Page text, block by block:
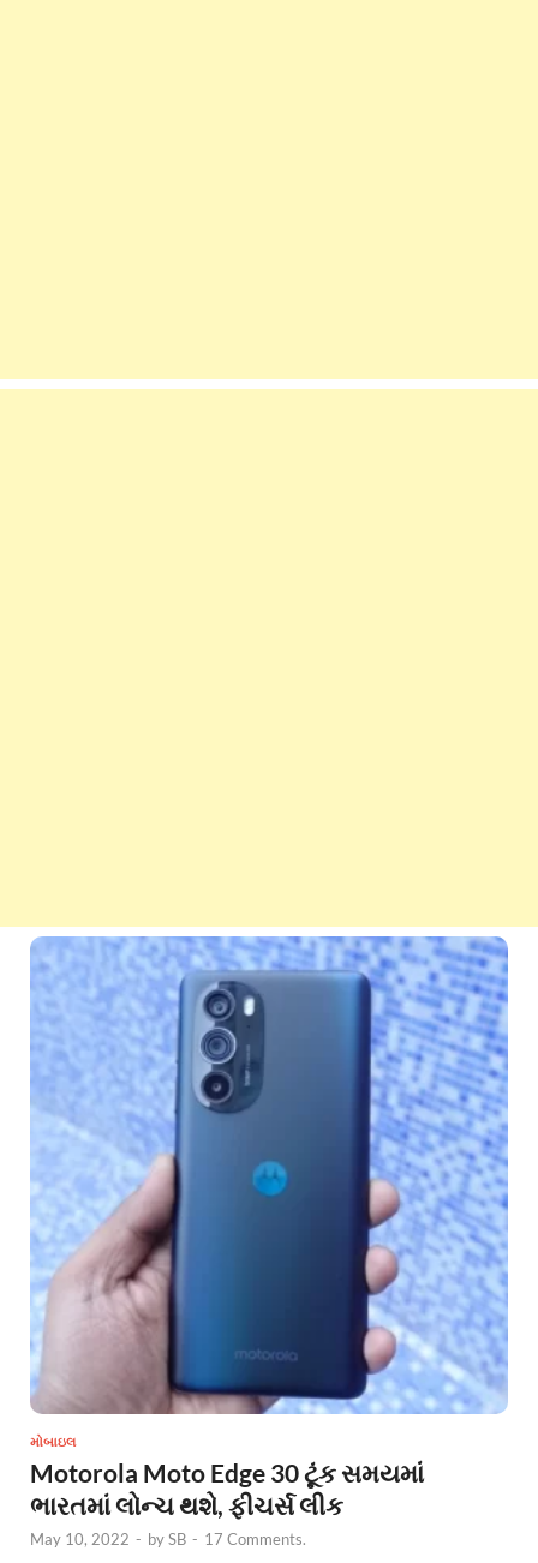
મોબાઇલ
Motorola Moto Edge 30 ટૂંક સમયમાં
ભારતમાં લોન્ચ થશે, ફીચર્સ લીક
May 10, 2022 - bySB - 17 Comments.